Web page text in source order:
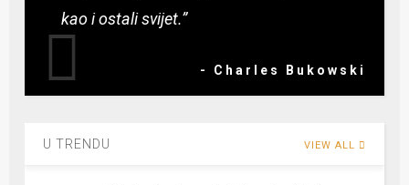
kao i ostali svijet.”
- Charles Bukowski
U TRENDU VIEW ALL